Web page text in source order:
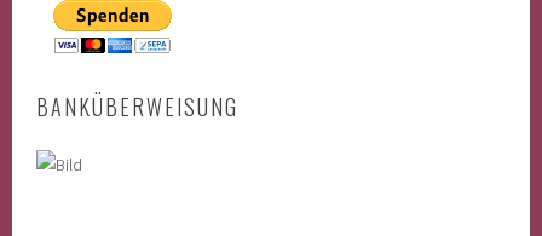
BANKÜBERWEISUNG